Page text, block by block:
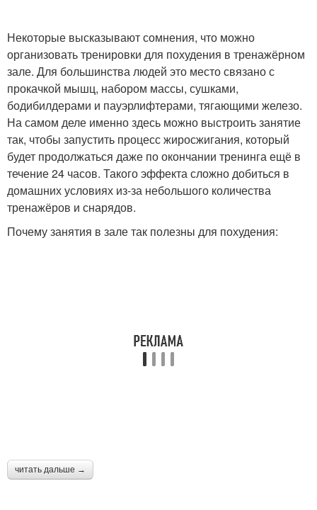
Некоторые высказывают сомнения, что можно
организовать тренировки для похудения в тренажёрном
зале. Для большинства людей это место связано с
прокачкой мышц, набором массы, сушками,
бодибилдерами и пауэрлифтерами, тягающими железо.
На самом деле именно здесь можно выстроить занятие
так, чтобы запустить процесс жиросжигания, который
будет продолжаться даже по окончании тренинга ещё в
течение 24 часов. Такого эффекта сложно добиться в
домашних условиях из-за небольшого количества
тренажёров и снарядов.
Почему занятия в зале так полезны для похудения:
читать дальше →